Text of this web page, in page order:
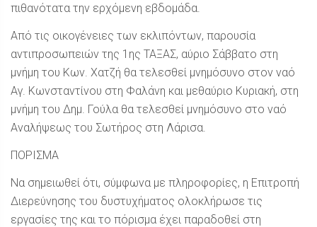
πιθανότατα την ερχόμενη εβδομάδα.
Από τις οικογένειες των εκλιπόντων, παρουσία
αντιπροσωπειών της 1ης ΤΑΞΑΣ, αύριο Σάββατο στη
μνήμη του Κων. Χατζή θα τελεσθεί μνημόσυνο στον ναό
Αγ. Κωνσταντίνου στη Φαλάνη και μεθαύριο Κυριακή, στη
μνήμη του Δημ. Γούλα θα τελεσθεί μνημόσυνο στο ναό
Αναλήψεως του Σωτήρος στη Λάρισα.
ΠΟΡΙΣΜΑ
Να σημειωθεί ότι, σύμφωνα με πληροφορίες, η Επιτροπή
Διερεύνησης του δυστυχήματος ολοκλήρωσε τις
εργασίες της και το πόρισμα έχει παραδοθεί στη